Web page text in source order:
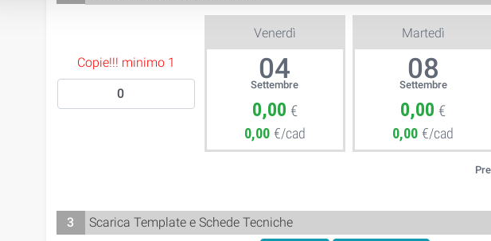
Copie!!! minimo 1
Venerdì
04
Settembre
0,00 €
0,00 €/cad
Martedì
08
Settembre
0,00 €
0,00 €/cad
3
Scarica Template e Schede Tecniche